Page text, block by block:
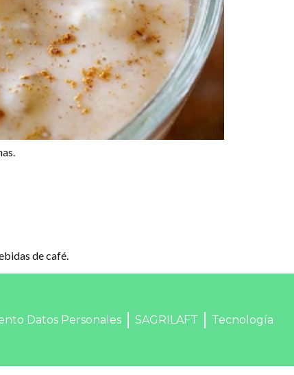
de café.
Datos Personales SAGRILAFT Tecnología